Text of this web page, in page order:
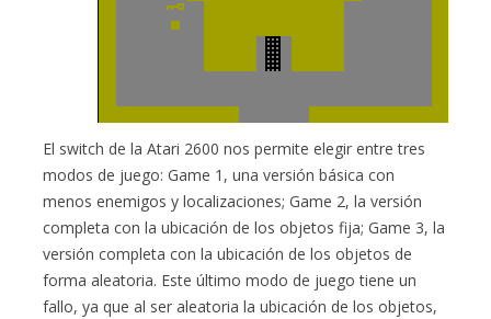
El switch de la Atari 2600 nos permite elegir entre tres
modos de juego: Game 1, una versión básica con
menos enemigos y localizaciones; Game 2, la versión
completa con la ubicación de los objetos fija; Game 3, la
versión completa con la ubicación de los objetos de
forma aleatoria. Este último modo de juego tiene un
fallo, ya que al ser aleatoria la ubicación de los objetos,